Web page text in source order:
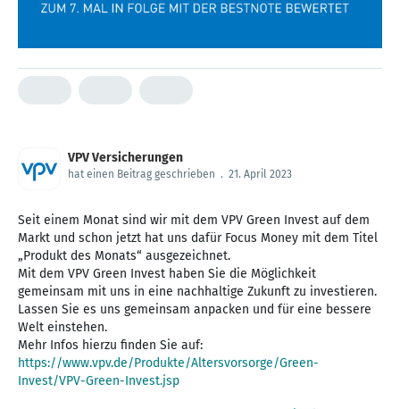
VPV Versicherungen
hat einen Beitrag geschrieben . 21. April 2023
Seit einem Monat sind wir mit dem VPV Green Invest auf dem
Markt und schon jetzt hat uns dafür Focus Money mit dem Titel
„Produkt des Monats“ ausgezeichnet.
Mit dem VPV Green Invest haben Sie die Möglichkeit
gemeinsam mit uns in eine nachhaltige Zukunft zu investieren.
Lassen Sie es uns gemeinsam anpacken und für eine bessere
Welt einstehen.
Mehr Infos hierzu finden Sie auf:
https://www.vpv.de/Produkte/Altersvorsorge/Green-
Invest/VPV-Green-Invest.jsp